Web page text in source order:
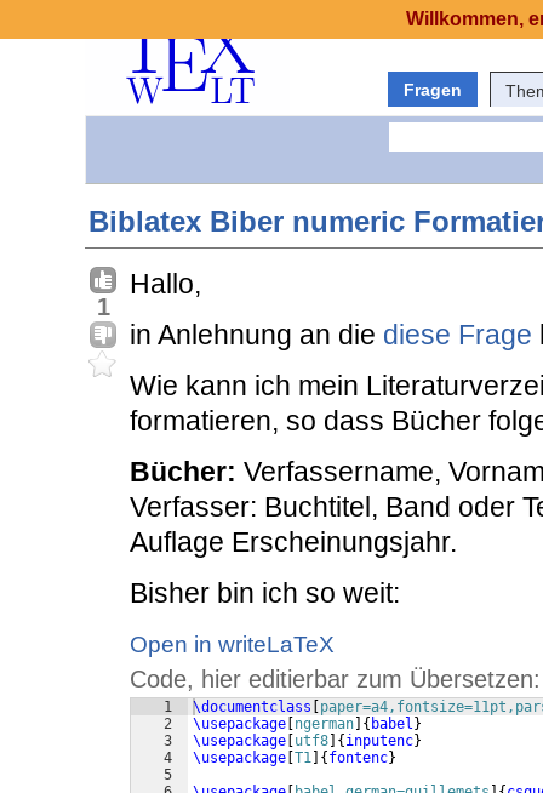
Fragen
Biblatex Biber numeric
1
Hallo,
in Anlehnung an die diese Frage
Wie kann ich mein
formatieren, so dass Bücher
Bücher: Verfassername,
Verfasser: Buchtitel, Band oder
Auflage Erscheinungsjahr.
Bisher bin ich so weit:
Open in writeLaTeX
Code, hier editierbar zum Übersetzen:
1
2
3
4
5
\documentclass
\usepackage ngerman { babel }
\usepackage utf8 { inputenc}
\usepackage T1 { fontenc}
Willkommen,